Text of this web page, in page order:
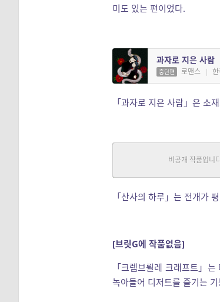
미도 있는 편이었다.
과자로 지은 사람
중단편 로맨스 |
「과자로 지은 사람」은 소
SF | 이필원
「산사의 하루」는 전개가
[브릿G에 작품없음]
「크렘브륄레 크래프트」
녹아들어 디저트를 즐기는